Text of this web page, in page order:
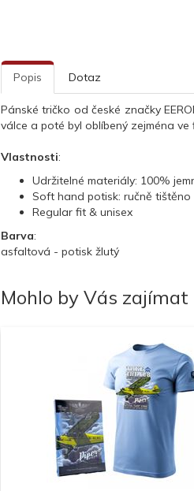
Popis Dotaz
Pánské tričko od české značky
válce a poté byl oblíbený zejména ve
Vlastnosti:
Udržitelné materiály: 100%
Soft hand potisk: ručně
Regular fit & unisex
Barva:
asfaltová - potisk žlutý
Mohlo by Vás zajímat